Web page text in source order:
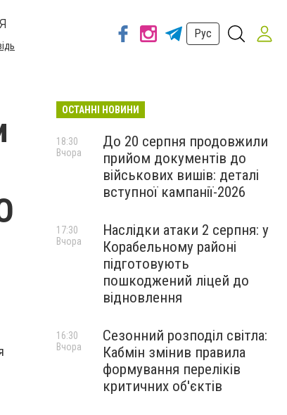
Рус
ОСТАННІ НОВИНИ
До 20 серпня продовжили
прийом документів до
військових вишів: деталі
вступної кампанії-2026
18:30
Вчора
Наслідки атаки 2 серпня: у
Корабельному районі
підготовують
пошкоджений ліцей до
відновлення
17:30
Вчора
Сезонний розподіл світла:
Кабмін змінив правила
формування переліків
критичних об'єктів
16:30
Вчора